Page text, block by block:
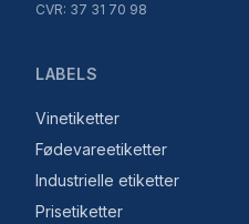
CVR: 37 31 70 98
LABELS
Vinetiketter
Fødevareetiketter
Industrielle etiketter
Prisetiketter